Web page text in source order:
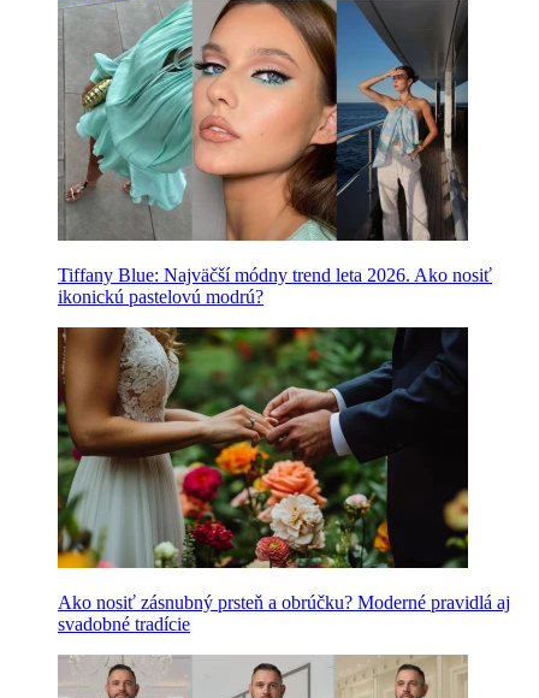
Tiffany Blue: Najväčší módny trend leta 2026. Ako nosiť
ikonickú pastelovú modrú?
Ako nosiť zásnubný prsteň a obrúčku? Moderné pravidlá aj
svadobné tradície